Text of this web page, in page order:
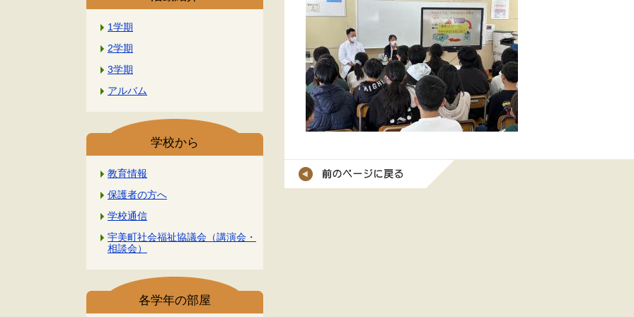
1学期
2学期
3学期
アルバム
学校から
教育情報
保護者の方へ
学校通信
宇美町社会福祉協議会（講演会・
相談会）
各学年の部屋